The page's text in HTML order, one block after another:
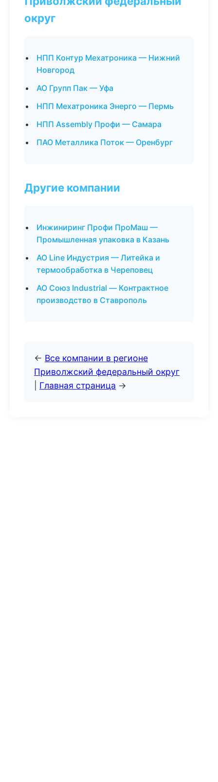
округ
НПП Контур Мехатроника — Нижний
Новгород
АО Групп Пак — Уфа
НПП Мехатроника Энерго — Пермь
НПП Assembly Профи — Самара
ПАО Металлика Поток — Оренбург
Другие компании
Инжиниринг Профи ПроМаш —
Промышленная упаковка в Казань
АО Line Индустрия — Литейка и
термообработка в Череповец
АО Союз Industrial — Контрактное
производство в Ставрополь
← Все компании в регионе
Приволжский федеральный округ
Главная страница →